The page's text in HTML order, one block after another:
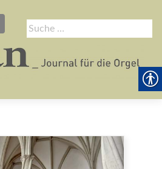
Suche
nach:
NAVIGATION